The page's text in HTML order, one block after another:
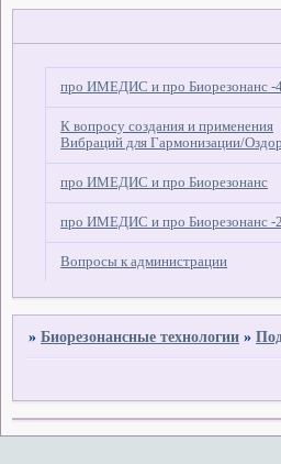
про ИМЕДИС и про Биорезонанс -
К вопросу создания и применения
Вибраций для Гармонизации/
про ИМЕДИС и про Биорезонанс
про ИМЕДИС и про Биорезонанс -2
Вопросы к администрации
»Биорезонансные технологии »